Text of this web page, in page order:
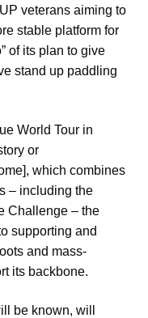
veterans aiming to
stable platform for
of its plan to give
stand up paddling
World Tour in
or
which combines
– including the
Challenge – the
supporting and
and mass-
its backbone.
be known, will